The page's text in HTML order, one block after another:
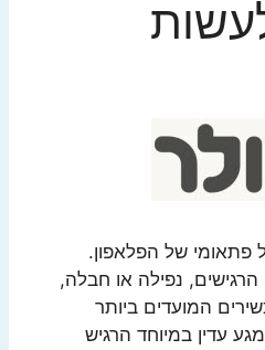
פתאומי של הפלאפון.
נפילה או חבלה,
המועדים ביותר
עדין במיוחד הרגיש